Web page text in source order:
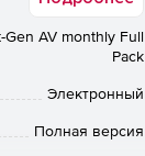
AV monthly Full
Pack
Электронный
Полная версия